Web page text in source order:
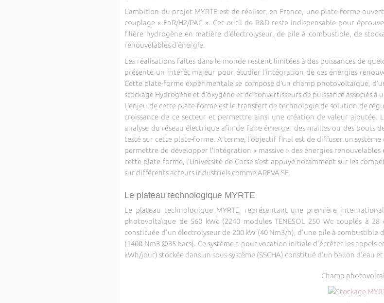
L’ambition du projet MYRTE est de réaliser, en France, une plate-forme
couplage « EnR/H2/PAC ». Cet outil de R&D reste indispensable pour
filière hydrogène en matière d’électrolyseur, de pile à combustible, de
renouvelables d’énergie.
Les réalisations faites dans le monde restent limitées à des puissances de
présente un intérêt majeur pour étudier l’intégration de ces énergies
Cette plate-forme expérimentale se compose d’un champ photovoltaïque,
stockage Hydrogène et d’oxygène et de convertisseurs de puissance associés
L’enjeu de cette plate-forme est le transfert de technologie de solution de
croissance de ce secteur et permettre ainsi une création de valeur ajoutée.
analyse du réseau électrique afin de faire émerger des mailles ou des bouts
testé sur cette plate-forme. A terme, l’objectif final est de diffuser un
permettre de développer l’intégration « massive » des énergies
cette plate-forme, l’Université de Corse s’est appuyé notamment sur les
sur différents acteurs industriels comme AREVA SE.
Le plateau technologique MYRTE
Le plateau technologique MYRTE, représentant une première
photovoltaïque de 560 kWc (2240 modules TENESOL 250 Wc couplés à
constituée d'un électrolyseur de 200 kW (40 Nm3/h), d'une pile à combustible
(1400 Nm3 @35 bars). Ce système a pour vocation initiale d'écrêter les appels
kWh/jour) stockée dans un sous-système (SSCHA) constitué d'un ballon d'eau
Champ